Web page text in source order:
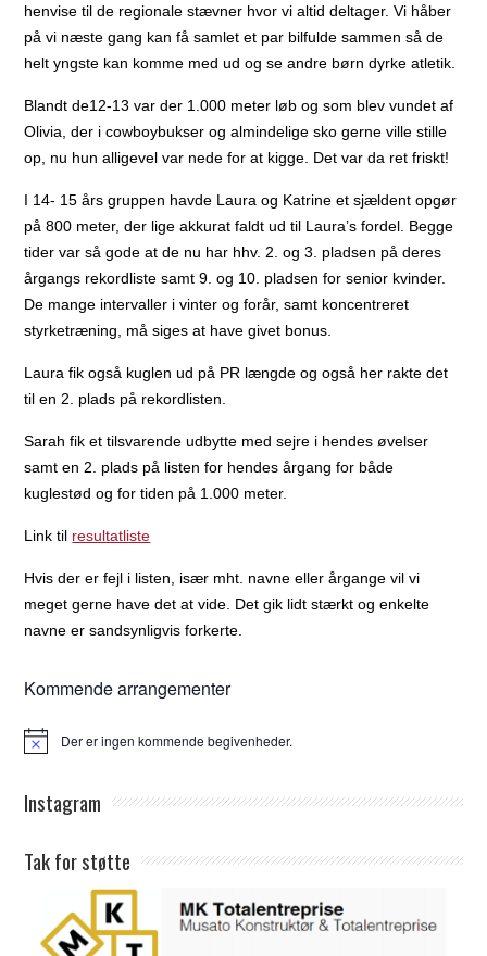
henvise til de regionale stævner hvor vi altid deltager. Vi håber
på vi næste gang kan få samlet et par bilfulde sammen så de
helt yngste kan komme med ud og se andre børn dyrke atletik.
Blandt de12-13 var der 1.000 meter løb og som blev vundet af
Olivia, der i cowboybukser og almindelige sko gerne ville stille
op, nu hun alligevel var nede for at kigge. Det var da ret friskt!
I 14- 15 års gruppen havde Laura og Katrine et sjældent opgør
på 800 meter, der lige akkurat faldt ud til Laura’s fordel. Begge
tider var så gode at de nu har hhv. 2. og 3. pladsen på deres
årgangs rekordliste samt 9. og 10. pladsen for senior kvinder.
De mange intervaller i vinter og forår, samt koncentreret
styrketræning, må siges at have givet bonus.
Laura fik også kuglen ud på PR længde og også her rakte det
til en 2. plads på rekordlisten.
Sarah fik et tilsvarende udbytte med sejre i hendes øvelser
samt en 2. plads på listen for hendes årgang for både
kuglestød og for tiden på 1.000 meter.
Link til resultatliste
Hvis der er fejl i listen, især mht. navne eller årgange vil vi
meget gerne have det at vide. Det gik lidt stærkt og enkelte
navne er sandsynligvis forkerte.
Kommende arrangementer
Notice Der er ingen kommende begivenheder.
Instagram
Tak for støtte